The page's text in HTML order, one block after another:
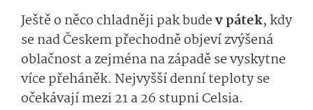
Ještě o něco chladněji pak budev pátek, kdy
se nad Českem přechodně objeví zvýšená
oblačnost a zejména na západě se vyskytne
více přeháněk. Nejvyšší denní teploty se
očekávají mezi 21 a 26 stupni Celsia.